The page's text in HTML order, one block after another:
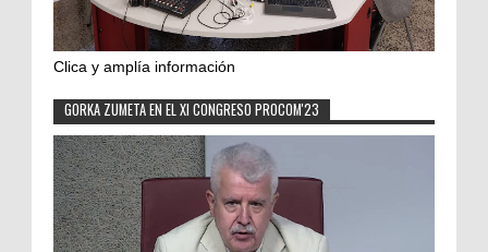
Clica y amplía información
GORKA ZUMETA EN EL XI CONGRESO PROCOM'23